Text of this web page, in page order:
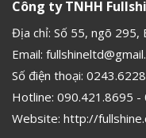
Công ty TNHH
Địa chỉ: Số 55, ngõ 295,
Email:
Số điện thoại:
Hotline: 090.421.8695 -
Website: http://